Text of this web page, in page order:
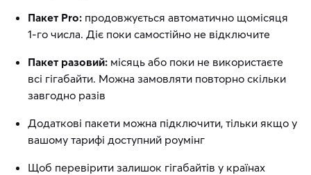
Пакет Pro: продовжується автоматично щомісяця
1-го числа. Діє поки самостійно не відключите
Пакет разовий: місяць або поки не використаєте
всі гігабайти. Можна замовляти повторно скільки
завгодно разів
Додаткові пакети можна підключити, тільки якщо у
вашому тарифі доступний роумінг
Щоб перевірити залишок гігабайтів у країнах